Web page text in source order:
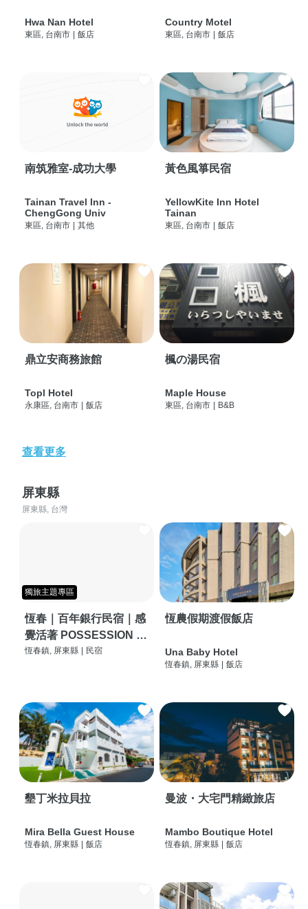
Hwa Nan Hotel
東區, 台南市 | 飯店
Country Motel
東區, 台南市 | 飯店
南筑雅室-成功大學
Tainan Travel Inn -
ChengGong Univ
東區, 台南市 | 其他
黃色風箏民宿
YellowKite Inn Hotel
Tainan
東區, 台南市 | 飯店
鼎立安商務旅館
Topl Hotel
永康區, 台南市 | 飯店
楓の湯民宿
Maple House
東區, 台南市 | B&B
查看更多
屏東縣
屏東縣, 台灣
獨旅主題專區
恆春｜百年銀行民宿｜感
覺活著 POSSESSION |
背包客棧 | 恆春必住特色
恆春鎮, 屏東縣 民宿
恆農假期渡假飯店
Una Baby Hotel
恆春鎮, 屏東縣 飯店
墾丁米拉貝拉
Mira Bella Guest House
恆春鎮, 屏東縣 飯店
曼波・大宅門精緻旅店
Mambo Boutique Hotel
恆春鎮, 屏東縣 飯店